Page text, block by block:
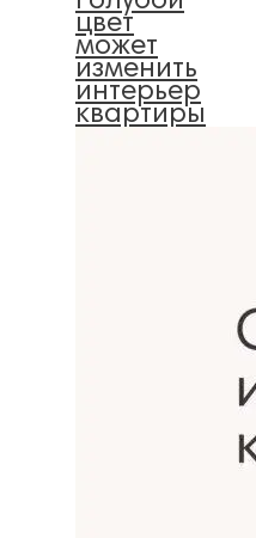
цвет
может
изменить
интерьер
квартиры